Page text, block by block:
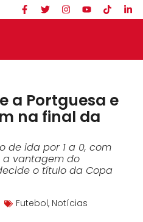
a Portguesa e
na final da
de ida por 1 a 0, com
a vantagem do
o título da Copa
Futebol, Notícias